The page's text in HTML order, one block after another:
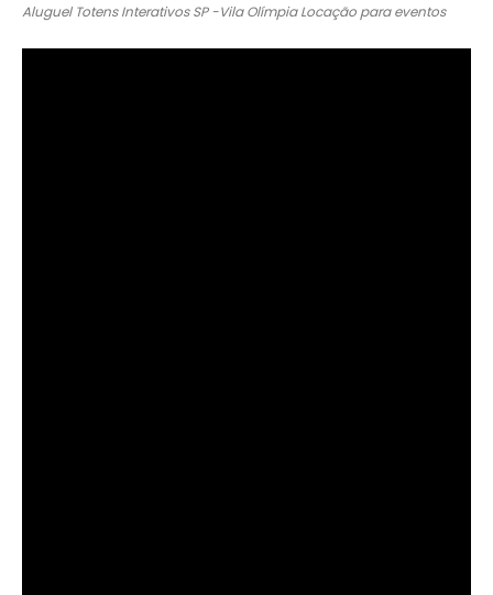
Aluguel Totens Interativos SP -Vila Olímpia Locação para eventos